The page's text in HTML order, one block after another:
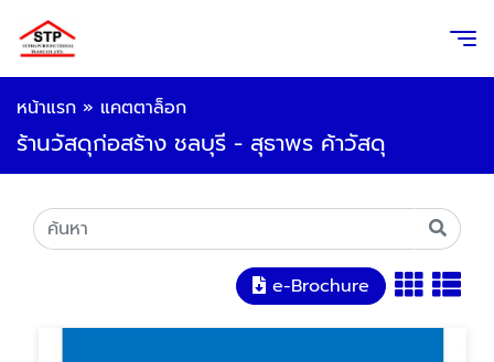
หน้าแรก » แคตตาล็อก
ร้านวัสดุก่อสร้าง ชลบุรี - สุธาพร ค้าวัสดุ
e-Brochure